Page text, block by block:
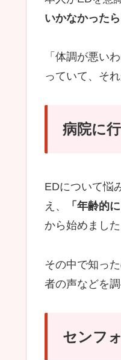
いかなかった
「体調が悪い
っていて、そ
病院に
EDについて悩
え、
「年齢的
から始めました
その中で知った
者の声などを
センフ